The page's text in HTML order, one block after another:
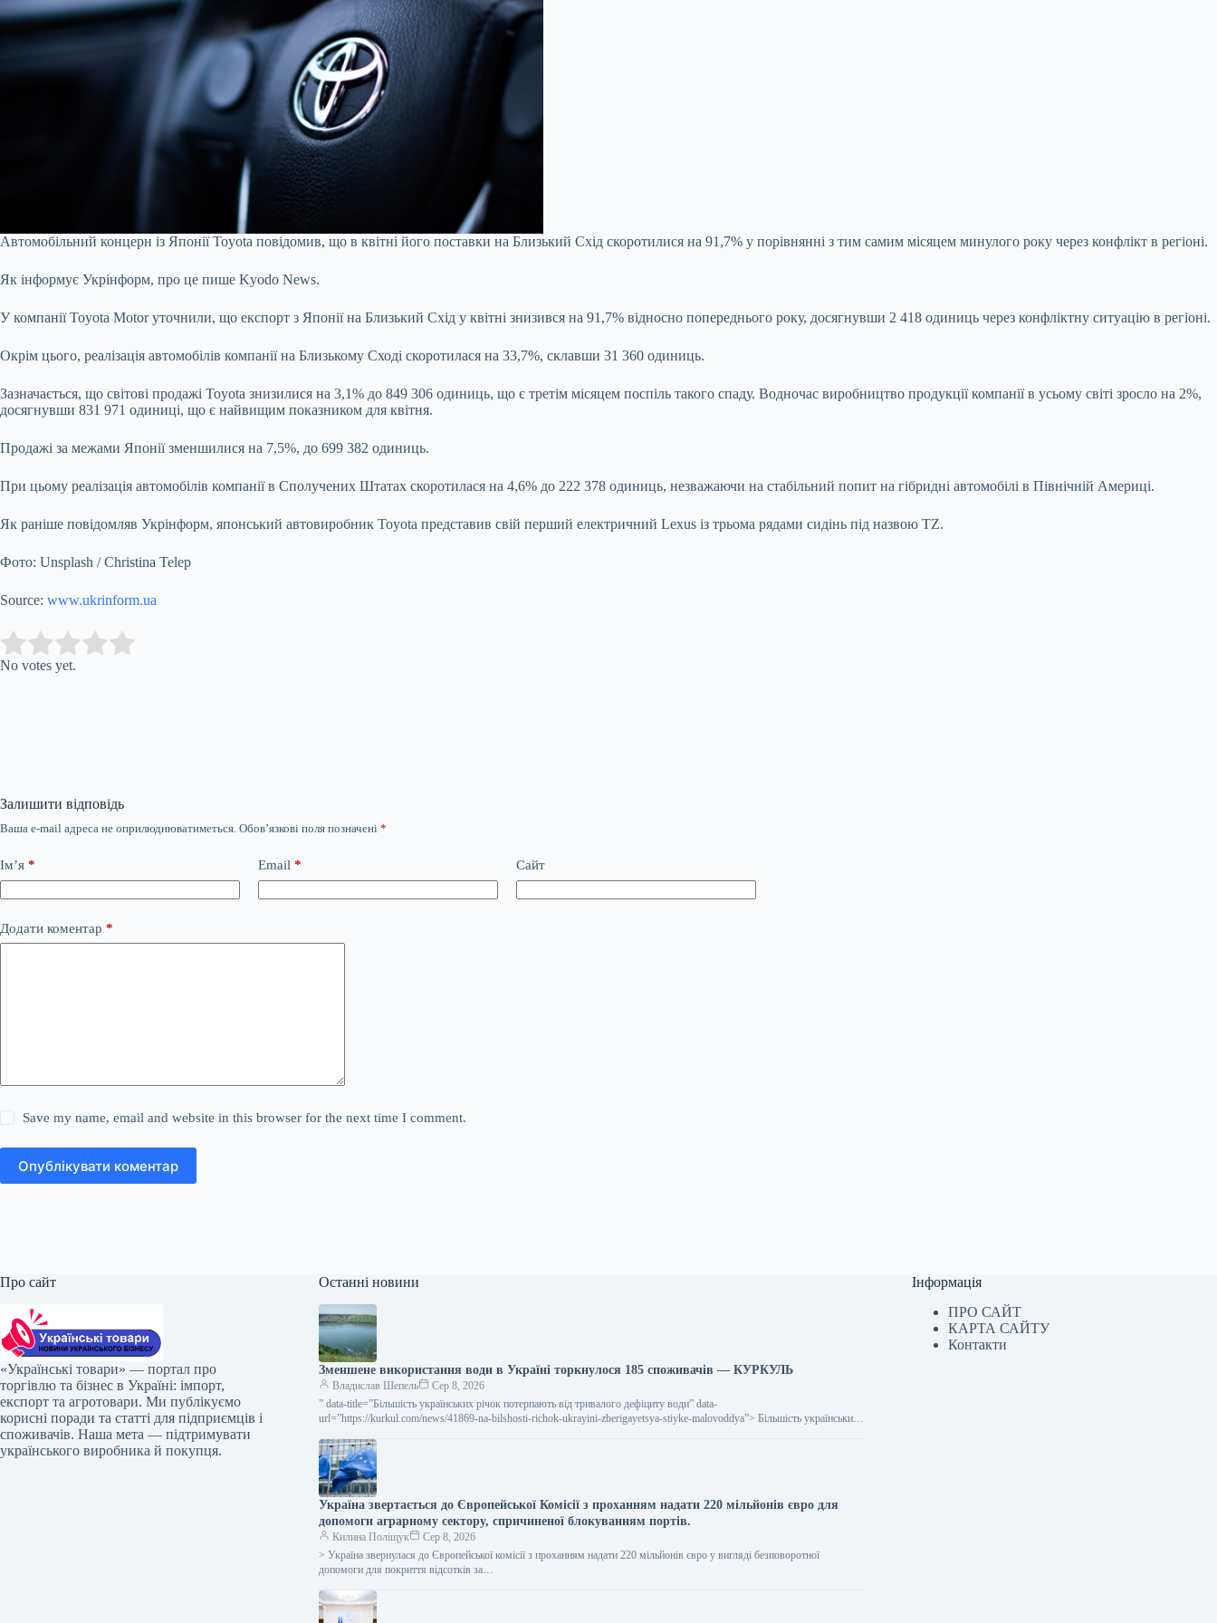
Автомобільний концерн із Японії Toyota повідомив, що в квітні його поставки на Близький Схід скоротилися на 91,7% у порівнянні з тим самим місяцем минулого року через конфлікт в регіоні.
Як інформує Укрінформ, про це пише Kyodo News.
У компанії Toyota Motor уточнили, що експорт з Японії на Близький Схід у квітні знизився на 91,7% відносно попереднього року, досягнувши 2 418 одиниць через конфліктну ситуацію в регіоні.
Окрім цього, реалізація автомобілів компанії на Близькому Сході скоротилася на 33,7%, склавши 31 360 одиниць.
Зазначається, що світові продажі Toyota знизилися на 3,1% до 849 306 одиниць, що є третім місяцем поспіль такого спаду. Водночас виробництво продукції компанії в усьому світі зросло на 2%,
досягнувши 831 971 одиниці, що є найвищим показником для квітня.
Продажі за межами Японії зменшилися на 7,5%, до 699 382 одиниць.
При цьому реалізація автомобілів компанії в Сполучених Штатах скоротилася на 4,6% до 222 378 одиниць, незважаючи на стабільний попит на гібридні автомобілі в Північній Америці.
Як раніше повідомляв Укрінформ, японський автовиробник Toyota представив свій перший електричний Lexus із трьома рядами сидінь під назвою TZ.
Фото: Unsplash / Christina Telep
Source: www.ukrinform.ua
Rate this item:
No votes yet.
Залишити відповідь
Ваша e-mail адреса не оприлюднюватиметься. Обов’язкові поля позначені *
Ім’я * Email * Сайт
Додати коментар *
Save my name, email and website in this browser for the next time I comment.
Опублікувати коментар
Про сайт
«Українські товари» — портал про
торгівлю та бізнес в Україні: імпорт,
експорт та агротовари. Ми публікуємо
корисні поради та статті для підприємців і
споживачів. Наша мета — підтримувати
українського виробника й покупця.
Останні новини
Зменшене використання води в Україні торкнулося 185 споживачів — КУРКУЛЬ
Владислав Шепель
Сер 8, 2026
” data-title=”Більшість українських річок потерпають від тривалого дефіциту води” data-
url=”https://kurkul.com/news/41869-na-bilshosti-richok-ukrayini-zberigayetsya-stiyke-malovoddya”> Більшість українських
Україна звертається до Європейської Комісії з проханням надати 220 мільйонів євро для
допомоги аграрному сектору, спричиненої блокуванням портів.
Килина Поліщук
Сер 8, 2026
> Україна звернулася до Європейської комісії з проханням надати 220 мільйонів євро у вигляді безповоротної
допомоги для покриття відсотків за…
Інформація
ПРО САЙТ
КАРТА САЙТУ
Контакти